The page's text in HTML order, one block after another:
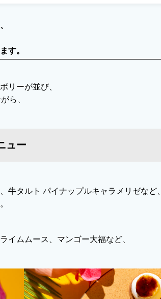
す。
リーが並び、
ら、
ュー
牛タルト パイナップルキャラメリゼなど、
イムムース、マンゴー大福など、